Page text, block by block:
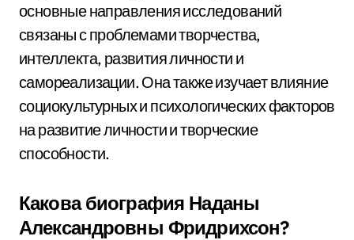
основные направления исследований
связаны с проблемами творчества,
интеллекта, развития личности и
самореализации. Она также изучает влияние
социокультурных и психологических факторов
на развитие личности и творческие
способности.
Какова биография Наданы
Александровны Фридрихсон?